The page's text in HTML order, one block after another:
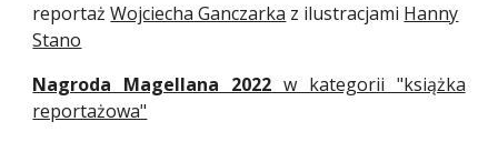
reportażWojciecha Ganczarka z ilustracjami Hanny
Stano
Nagroda Magellana 2022 w kategorii "książka
reportażowa"